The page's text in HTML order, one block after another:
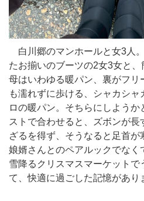
白川郷のマンホールと女3人
たお揃いのブーツの2女3女と、
母はいわゆる暖パン、裏がフ
も濡れずに歩ける、シャカシャ
ロの暖パン。そちらにしようか
ストで合わせると、ズボンが
ざるを得ず、そうなると足首が
娘婿さんとのペアルックでな
雪降るクリスマスマーケットで
て、快適に過ごした記憶があり